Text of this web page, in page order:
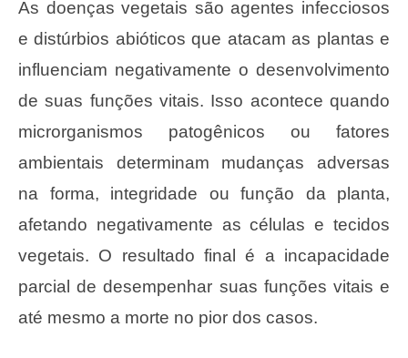
As doenças vegetais são agentes infecciosos
e distúrbios abióticos que atacam as plantas e
influenciam negativamente o desenvolvimento
de suas funções vitais. Isso acontece quando
microrganismos patogênicos ou fatores
ambientais determinam mudanças adversas
na forma, integridade ou função da planta,
afetando negativamente as células e tecidos
vegetais. O resultado final é a incapacidade
parcial de desempenhar suas funções vitais e
até mesmo a morte no pior dos casos.